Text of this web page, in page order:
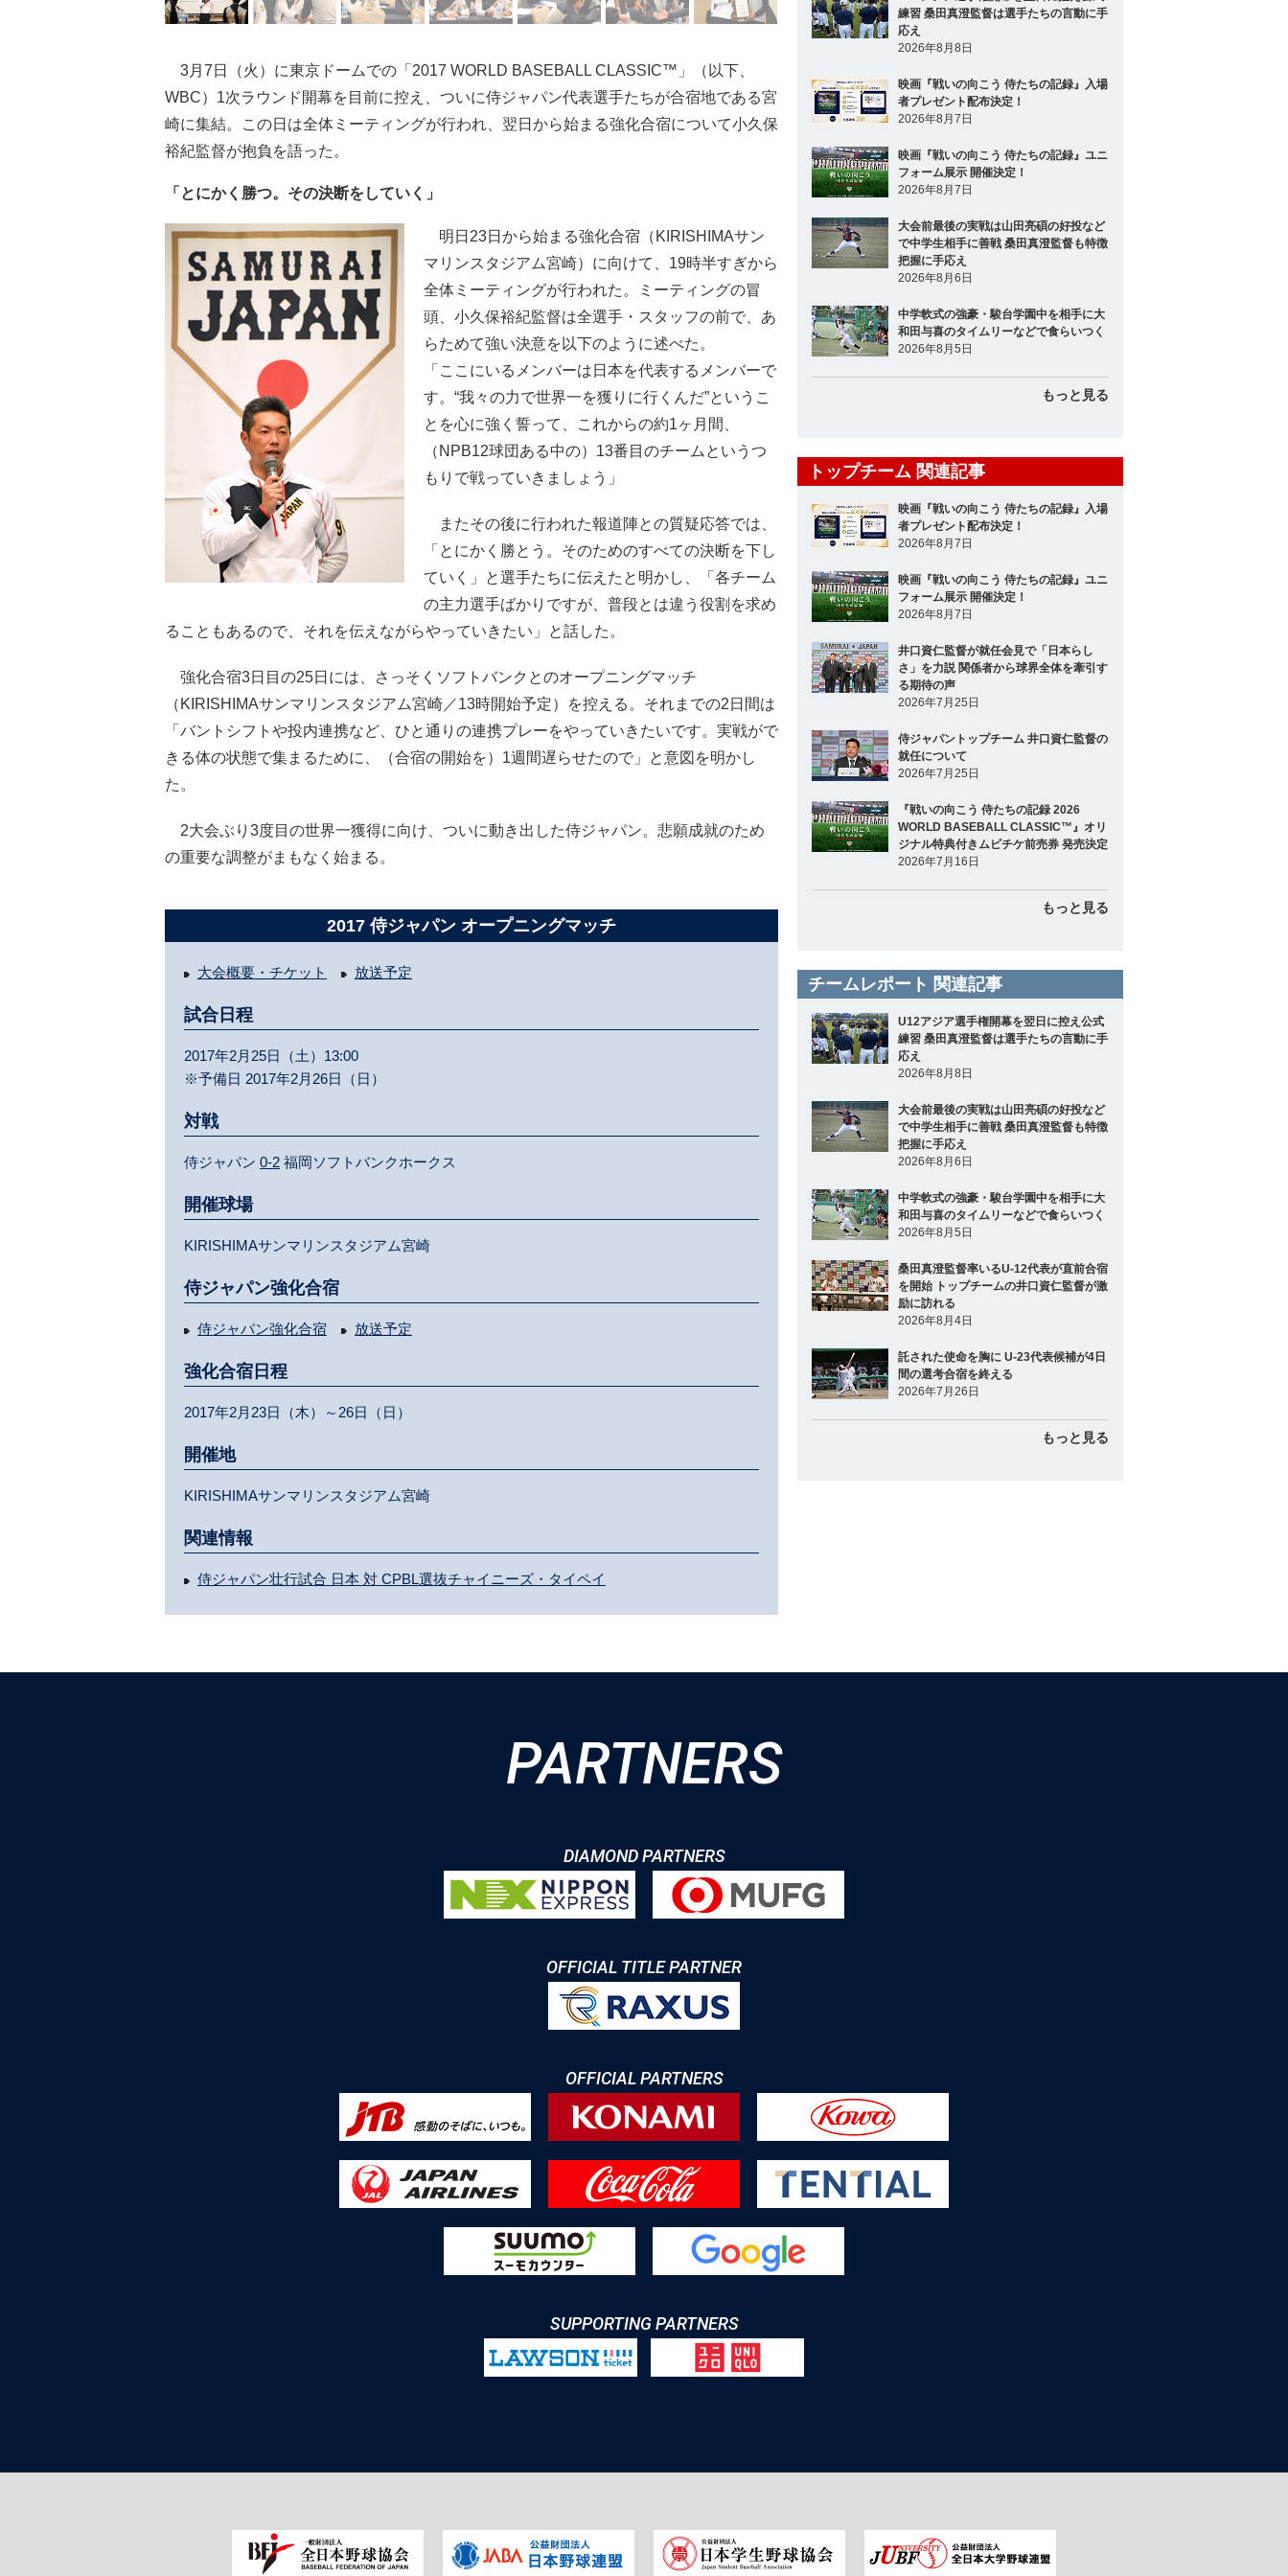
3月7日（火）に東京ドームでの「2017 WORLD BASEBALL CLASSIC™」（以下、
WBC）1次ラウンド開幕を目前に控え、ついに侍ジャパン代表選手たちが合宿地である宮
崎に集結。この日は全体ミーティングが行われ、翌日から始まる強化合宿について小久保
裕紀監督が抱負を語った。
「とにかく勝つ。その決断をしていく」
明日23日から始まる強化合宿（KIRISHIMAサン
マリンスタジアム宮崎）に向けて、19時半すぎから
全体ミーティングが行われた。ミーティングの冒
頭、小久保裕紀監督は全選手・スタッフの前で、あ
らためて強い決意を以下のように述べた。
「ここにいるメンバーは日本を代表するメンバーで
す。“我々の力で世界一を獲りに行くんだ”というこ
とを心に強く誓って、これからの約1ヶ月間、
（NPB12球団ある中の）13番目のチームというつ
もりで戦っていきましょう」
またその後に行われた報道陣との質疑応答では、
「とにかく勝とう。そのためのすべての決断を下し
ていく」と選手たちに伝えたと明かし、「各チーム
の主力選手ばかりですが、普段とは違う役割を求め
ることもあるので、それを伝えながらやっていきたい」と話した。
強化合宿3日目の25日には、さっそくソフトバンクとのオープニングマッチ
（KIRISHIMAサンマリンスタジアム宮崎／13時開始予定）を控える。それまでの2日間は
「バントシフトや投内連携など、ひと通りの連携プレーをやっていきたいです。実戦がで
きる体の状態で集まるために、（合宿の開始を）1週間遅らせたので」と意図を明かし
た。
2大会ぶり3度目の世界一獲得に向け、ついに動き出した侍ジャパン。悲願成就のため
の重要な調整がまもなく始まる。
2017 侍ジャパン オープニングマッチ
大会概要・チケット 放送予定
試合日程
2017年2月25日（土）13:00
※予備日 2017年2月26日（日）
対戦
侍ジャパン 0-2 福岡ソフトバンクホークス
開催球場
KIRISHIMAサンマリンスタジアム宮崎
侍ジャパン強化合宿
侍ジャパン強化合宿 放送予定
強化合宿日程
2017年2月23日（木）～26日（日）
開催地
KIRISHIMAサンマリンスタジアム宮崎
関連情報
侍ジャパン壮行試合 日本 対 CPBL選抜チャイニーズ・タイペイ
練習 桑田真澄監督は選手たちの言動に手
応え
2026年8月8日
映画『戦いの向こう 侍たちの記録』入場
者プレゼント配布決定！
2026年8月7日
映画『戦いの向こう 侍たちの記録』ユニ
フォーム展示 開催決定！
2026年8月7日
大会前最後の実戦は山田亮碩の好投など
で中学生相手に善戦 桑田真澄監督も特徴
把握に手応え
2026年8月6日
中学軟式の強豪・駿台学園中を相手に大
和田与喜のタイムリーなどで食らいつく
2026年8月5日
もっと見る
トップチーム 関連記事
映画『戦いの向こう 侍たちの記録』入場
者プレゼント配布決定！
2026年8月7日
映画『戦いの向こう 侍たちの記録』ユニ
フォーム展示 開催決定！
2026年8月7日
井口資仁監督が就任会見で「日本らし
さ」を力説 関係者から球界全体を牽引す
る期待の声
2026年7月25日
侍ジャパントップチーム 井口資仁監督の
就任について
2026年7月25日
『戦いの向こう 侍たちの記録 2026
WORLD BASEBALL CLASSIC™』オリ
ジナル特典付きムビチケ前売券 発売決定
2026年7月16日
もっと見る
チームレポート 関連記事
U12アジア選手権開幕を翌日に控え公式
練習 桑田真澄監督は選手たちの言動に手
応え
2026年8月8日
大会前最後の実戦は山田亮碩の好投など
で中学生相手に善戦 桑田真澄監督も特徴
把握に手応え
2026年8月6日
中学軟式の強豪・駿台学園中を相手に大
和田与喜のタイムリーなどで食らいつく
2026年8月5日
桑田真澄監督率いるU-12代表が直前合宿
を開始 トップチームの井口資仁監督が激
励に訪れる
2026年8月4日
託された使命を胸に U-23代表候補が4日
間の選考合宿を終える
2026年7月26日
もっと見る
PARTNERS
DIAMOND PARTNERS
OFFICIAL TITLE PARTNER
OFFICIAL PARTNERS
SUPPORTING PARTNERS